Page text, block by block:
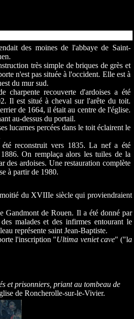
des moines de l'abbaye de Saint-
très simple de briques de grès et
n'est pas située à l'occident. Elle est à
du mur sud.
charpente recouverte d'ardoises a été
Il est situé à cheval sur l'arête du toit.
de 1664, il était au centre de l'église.
au-dessus du portail.
lucarnes percées dans le toit éclairent le
reconstruit vers 1835. La nef a été
1886. On remplaça alors les tuiles de la
des ardoises. Une restauration complète
à partir de 1980.
du XVIIIe siècle qui proviendraient
Gandmont de Rouen. Il a été donné par
malades et des infirmes entourant le
représente saint Jean-Baptiste.
l'inscription "Ultima veniet cave" ("la
et prisonniers, priant au tombeau de
de Roncherolle-sur-le-Vivier.